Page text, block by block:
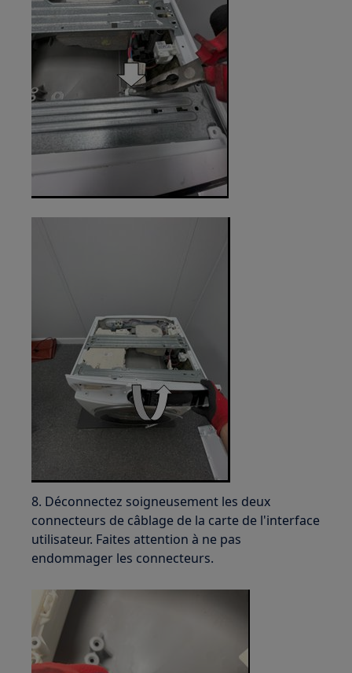
8. Déconnectez soigneusement les deux
connecteurs de câblage de la carte de l'interface
utilisateur. Faites attention à ne pas
endommager les connecteurs.